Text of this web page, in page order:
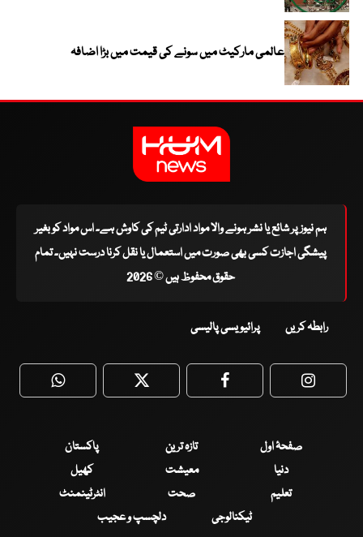
عالمی مارکیٹ میں سونے کی قیمت میں بڑا اضافہ
ہم نیوز پر شائع یا نشر ہونے والا مواد ادارتی ٹیم کی کاوش ہے۔ اس مواد کو بغیر
پیشگی اجازت کسی بھی صورت میں استعمال یا نقل کرنا درست نہیں۔ تمام
حقوق محفوظ ہیں © 2026
رابطہ کریں پرائیویسی پالیسی
WhatsApp Twitter Facebook
صفحۂ اول تازہ ترین
پاکستان
دنیا
معیشت
کھیل
تعلیم
صحت
انٹرٹینمنٹ
ٹیکنالوجی
دلچسپ و عجیب